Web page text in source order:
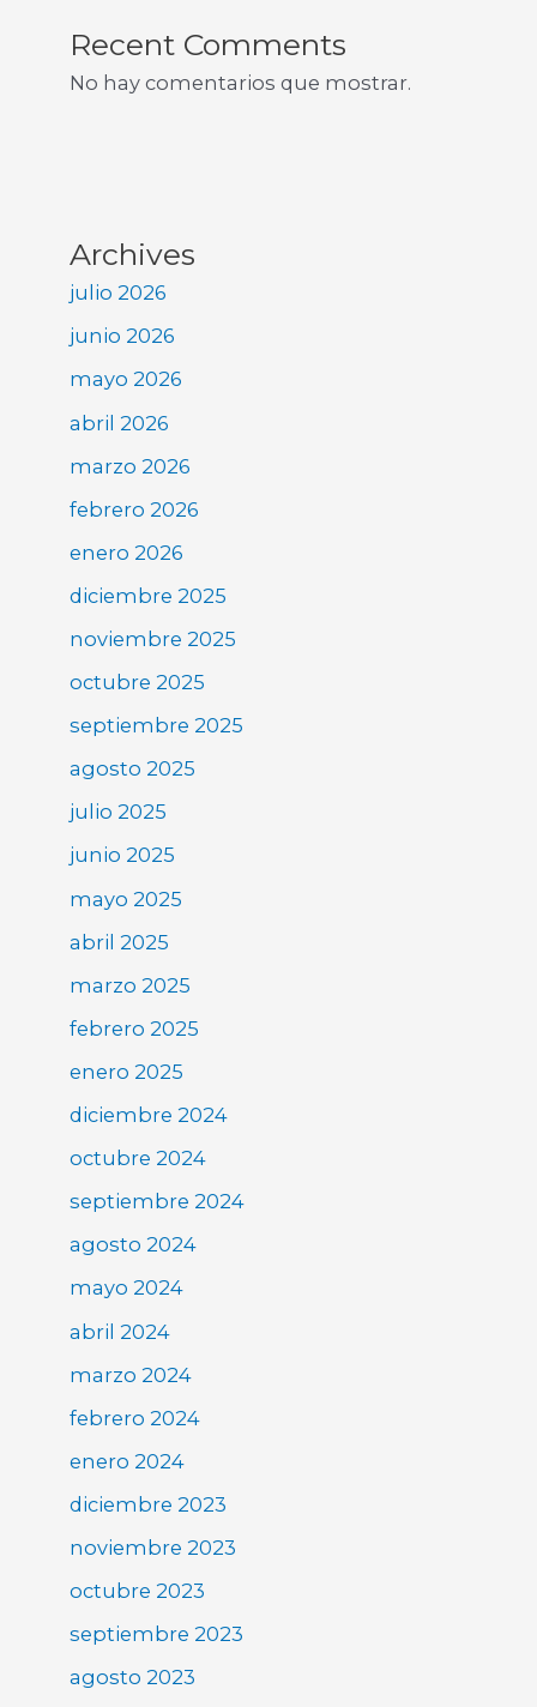
Recent Comments
No hay comentarios que mostrar.
Archives
julio 2026
junio 2026
mayo 2026
abril 2026
marzo 2026
febrero 2026
enero 2026
diciembre 2025
noviembre 2025
octubre 2025
septiembre 2025
agosto 2025
julio 2025
junio 2025
mayo 2025
abril 2025
marzo 2025
febrero 2025
enero 2025
diciembre 2024
octubre 2024
septiembre 2024
agosto 2024
mayo 2024
abril 2024
marzo 2024
febrero 2024
enero 2024
diciembre 2023
noviembre 2023
octubre 2023
septiembre 2023
agosto 2023